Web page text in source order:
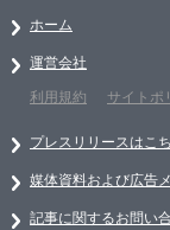
ホーム
運営会社
利用規約
サイトポ
プレスリリースはこ
媒体資料および広告
記事に関するお問い